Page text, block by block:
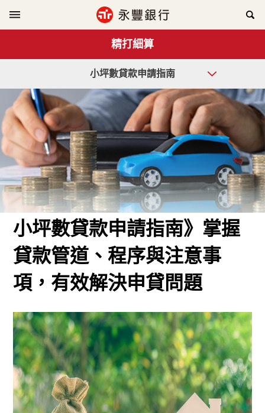
精打細算
小坪數貸款申請指南
小坪數貸款申請指南》掌握
貸款管道、程序與注意事
項，有效解決申貸問題